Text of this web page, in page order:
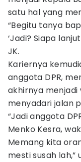
satu hal yang
“Begitu tanya
‘Jadi? Siapa
JK.
Kariernya
anggota DPR,
akhirnya menjadi
menyadari jalan
“Jadi anggota
Menko Kesra,
Memang kita
mesti susah lah,”